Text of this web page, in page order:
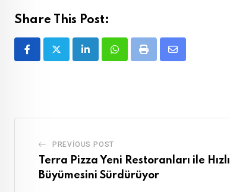
Share This Post:
LinkedInWhatsappPrint
Share
PREVIOUS POST
Terra Pizza Yeni Restoranları ile Hızlı
Büyümesini Sürdürüyor